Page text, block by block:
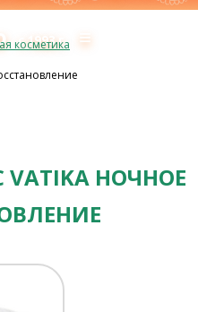
с 1993 г.≡
косметика
НОЧНОЕ